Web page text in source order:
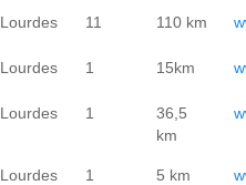
Lourdes 11 110 km
Lourdes 1 15km
Lourdes 1
36,5
km
Lourdes 1 5 km